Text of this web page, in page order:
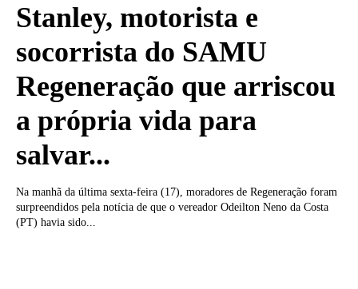
Stanley, motorista e
socorrista do SAMU
Regeneração que arriscou
a própria vida para
salvar...
Na manhã da última sexta-feira (17), moradores de Regeneração foram
surpreendidos pela notícia de que o vereador Odeilton Neno da Costa
(PT) havia sido...